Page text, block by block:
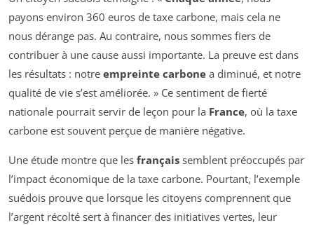
payons environ 360 euros de taxe carbone, mais cela ne
nous dérange pas. Au contraire, nous sommes fiers de
contribuer à une cause aussi importante. La preuve est dans
les résultats : notre empreinte carbone a diminué, et notre
qualité de vie s’est améliorée. » Ce sentiment de fierté
nationale pourrait servir de leçon pour la France, où la taxe
carbone est souvent perçue de manière négative.
Une étude montre que les français semblent préoccupés par
l’impact économique de la taxe carbone. Pourtant, l’exemple
suédois prouve que lorsque les citoyens comprennent que
l’argent récolté sert à financer des initiatives vertes, leur